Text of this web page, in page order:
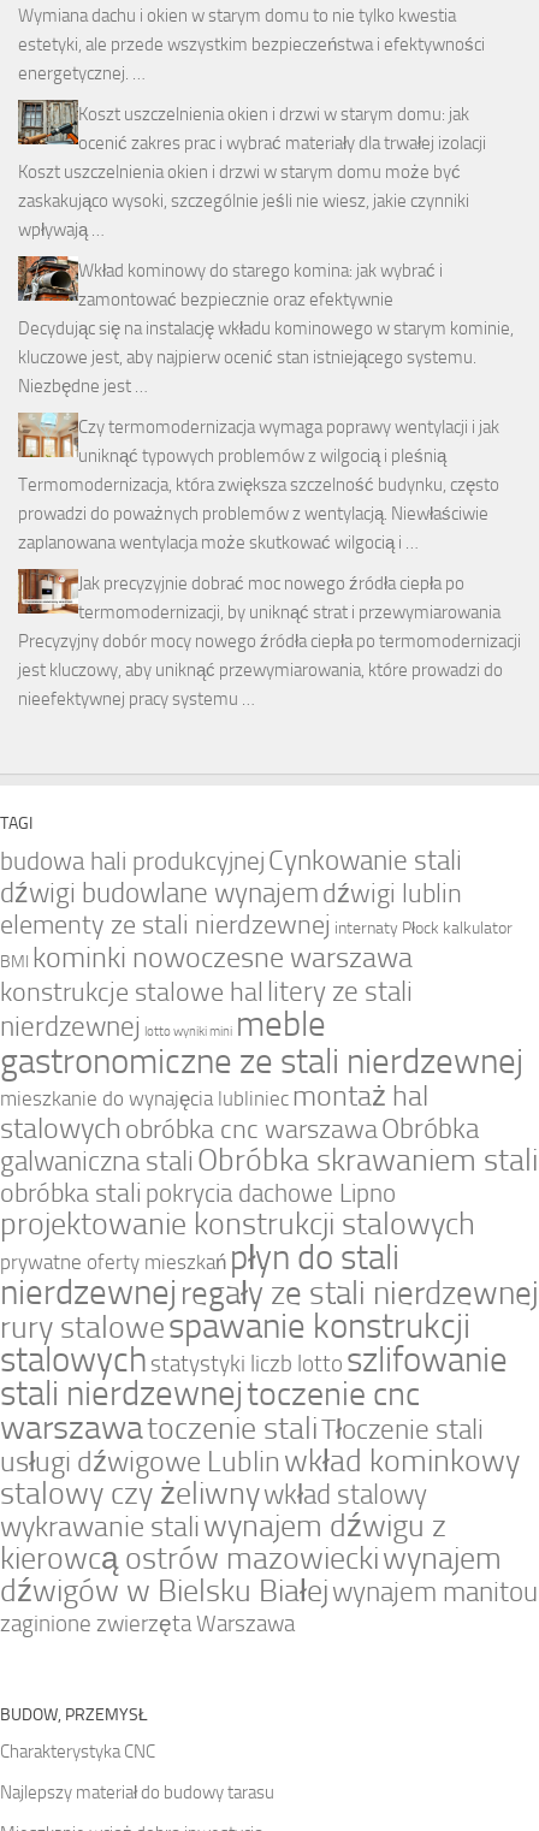
Wymiana dachu i okien w starym domu to nie tylko kwestia
estetyki, ale przede wszystkim bezpieczeństwa i efektywności
energetycznej. …
Koszt uszczelnienia okien i drzwi w starym domu: jak
ocenić zakres prac i wybrać materiały dla trwałej izolacji
Koszt uszczelnienia okien i drzwi w starym domu może być
zaskakująco wysoki, szczególnie jeśli nie wiesz, jakie czynniki
wpływają …
Wkład kominowy do starego komina: jak wybrać i
zamontować bezpiecznie oraz efektywnie
Decydując się na instalację wkładu kominowego w starym kominie,
kluczowe jest, aby najpierw ocenić stan istniejącego systemu.
Niezbędne jest …
Czy termomodernizacja wymaga poprawy wentylacji i jak
uniknąć typowych problemów z wilgocią i pleśnią
Termomodernizacja, która zwiększa szczelność budynku, często
prowadzi do poważnych problemów z wentylacją. Niewłaściwie
zaplanowana wentylacja może skutkować wilgocią i …
Jak precyzyjnie dobrać moc nowego źródła ciepła po
termomodernizacji, by uniknąć strat i przewymiarowania
Precyzyjny dobór mocy nowego źródła ciepła po termomodernizacji
jest kluczowy, aby uniknąć przewymiarowania, które prowadzi do
nieefektywnej pracy systemu …
TAGI
budowa hali produkcyjnej Cynkowanie stali
dźwigi budowlane wynajemdźwigi lublin
elementy ze stali nierdzewnej internaty Płock kalkulator
BMI kominki nowoczesne warszawa
konstrukcje stalowe hal litery ze stali
nierdzewnej lotto wyniki mini meble
gastronomiczne ze stali nierdzewnej
mieszkanie do wynajęcia lubliniec montaż hal
stalowych obróbka cnc warszawaObróbka
galwaniczna stali Obróbka skrawaniem stali
obróbka stali pokrycia dachowe Lipno
projektowanie konstrukcji stalowych
prywatne oferty mieszkań płyn do stali
nierdzewnej regały ze stali nierdzewnej
rury stalowespawanie konstrukcji
stalowych statystyki liczb lotto szlifowanie
stali nierdzewnejtoczenie cnc
warszawatoczenie staliTłoczenie stali
usługi dźwigowe Lublin wkład kominkowy
stalowy czy żeliwnywkład stalowy
wykrawanie staliwynajem dźwigu z
kierowcą ostrów mazowieckiwynajem
dźwigów w Bielsku Białejwynajem manitou
zaginione zwierzęta Warszawa
BUDOW, PRZEMYSŁ
Charakterystyka CNC
Najlepszy materiał do budowy tarasu